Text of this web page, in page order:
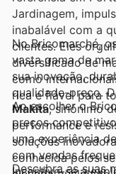
Jardinagem,
inabalável com a
clientes. Eles
diversificado de
como
rica e fiável para
No Bricomarché,
vasta gama de
sua inovação,
qualidade-preço.
Makita, sinónimo
performance e
soluções
conhecida pelos
Ao escolher o
preços
uma experiência
com vendas
Incentive-se a
Descubra as suas